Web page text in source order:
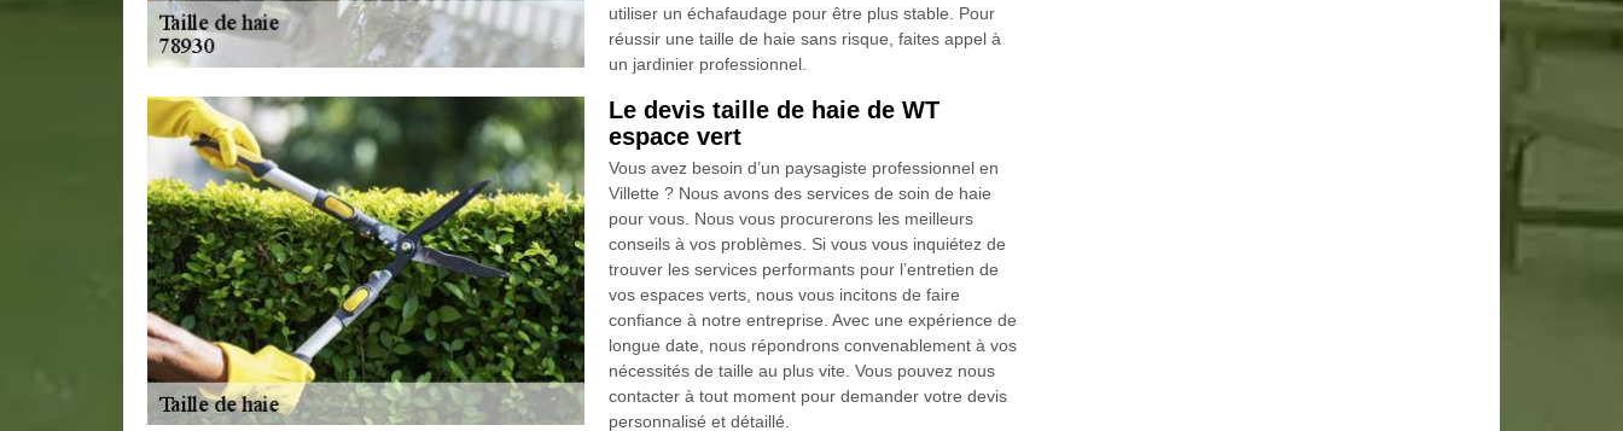
utiliser un échafaudage pour être plus stable. Pour
réussir une taille de haie sans risque, faites appel à
un jardinier professionnel.
Le devis taille de haie de WT
espace vert
Vous avez besoin d’un paysagiste professionnel en
Villette ? Nous avons des services de soin de haie
pour vous. Nous vous procurerons les meilleurs
conseils à vos problèmes. Si vous vous inquiétez de
trouver les services performants pour l’entretien de
vos espaces verts, nous vous incitons de faire
confiance à notre entreprise. Avec une expérience de
longue date, nous répondrons convenablement à vos
nécessités de taille au plus vite. Vous pouvez nous
contacter à tout moment pour demander votre devis
personnalisé et détaillé.